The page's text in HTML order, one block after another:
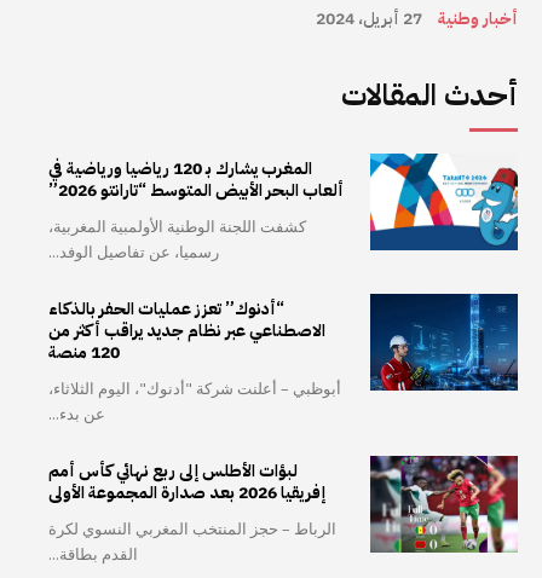
أخبار وطنية 27 أبريل، 2024
أحدث المقالات
المغرب يشارك بـ 120 رياضيا ورياضية في
ألعاب البحر الأبيض المتوسط “تارانتو 2026”
كشفت اللجنة الوطنية الأولمبية المغربية،
رسميا، عن تفاصيل الوفد...
“أدنوك” تعزز عمليات الحفر بالذكاء
الاصطناعي عبر نظام جديد يراقب أكثر من
120 منصة
أبوظبي – أعلنت شركة "أدنوك"، اليوم الثلاثاء،
عن بدء...
لبؤات الأطلس إلى ربع نهائي كأس أمم
إفريقيا 2026 بعد صدارة المجموعة الأولى
الرباط – حجز المنتخب المغربي النسوي لكرة
القدم بطاقة...